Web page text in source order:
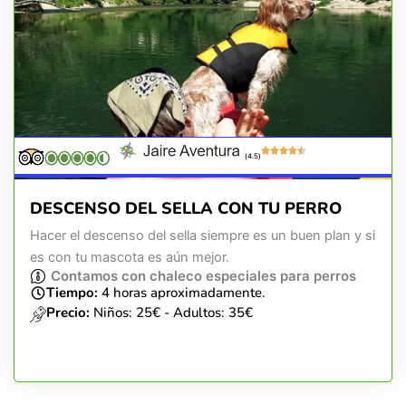
(4.5)
DESCENSO DEL SELLA CON TU PERRO
Hacer el descenso del sella siempre es un buen plan y si
es con tu mascota es aún mejor.
Contamos con chaleco especiales para perros
Tiempo: 4 horas aproximadamente.
Precio: Niños: 25€ - Adultos: 35€